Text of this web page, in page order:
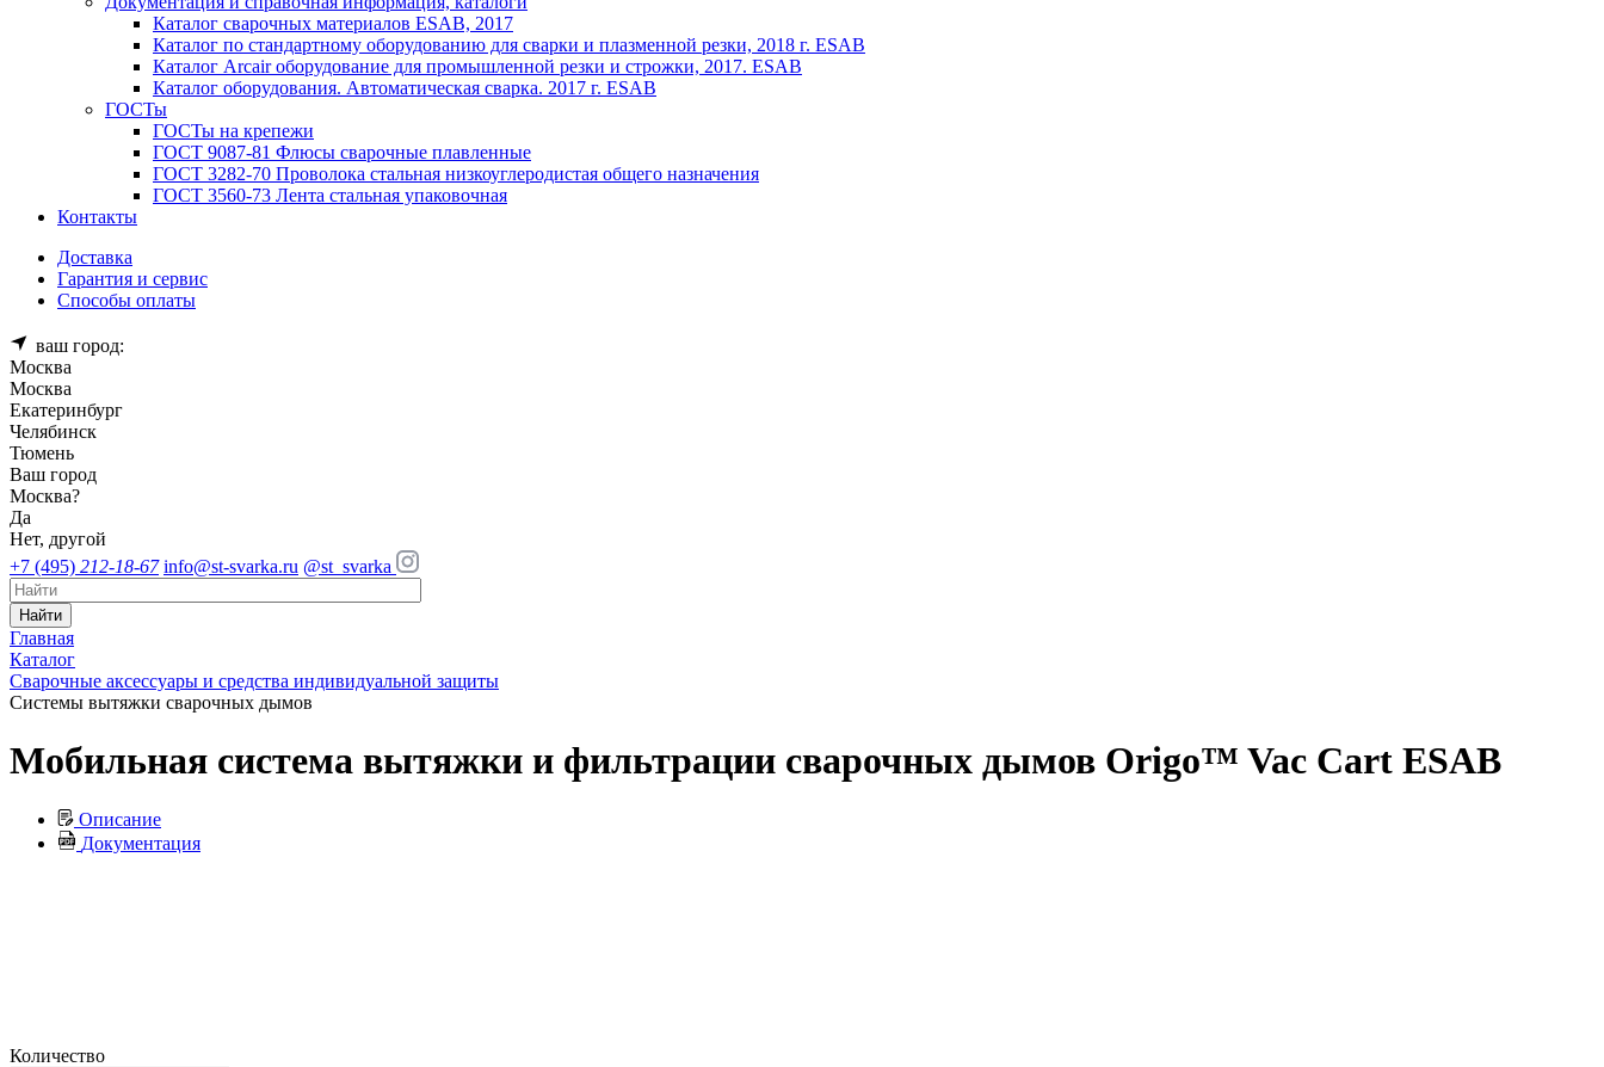
Каталог сварочных материалов ESAB, 2017
Каталог по стандартному оборудованию для сварки и плазменной резки, 2018 г. ESAB
Каталог Arcair оборудование для промышленной резки и строжки, 2017. ESAB
Каталог оборудования. Автоматическая сварка. 2017 г. ESAB
ГОСТы
ГОСТы на крепежи
ГОСТ 9087-81 Флюсы сварочные плавленные
ГОСТ 3282-70 Проволока стальная низкоуглеродистая общего назначения
ГОСТ 3560-73 Лента стальная упаковочная
Контакты
Доставка
Гарантия и сервис
Способы оплаты
ваш город:
Москва
Москва
Екатеринбург
Челябинск
Тюмень
Ваш город
Москва?
Да
Нет, другой
+7 (495) 212-18-67 info@st-svarka.ru @st_svarka
Найти
Главная
Каталог
Сварочные аксессуары и средства индивидуальной защиты
Системы вытяжки сварочных дымов
Мобильная система вытяжки и фильтрации сварочных дымов Origo™ Vac Cart ESAB
Описание
Документация
Количество